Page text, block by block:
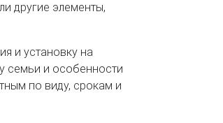
другие элементы,
и установку на
семьи и особенности
по виду, срокам и